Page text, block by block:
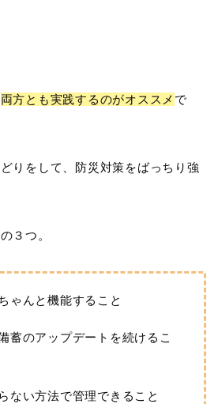
両方とも実践するのがオススメ で
りをして、防災対策をばっちり強
３つ。
ゃんと機能すること
蓄のアップデートを続けるこ
ない方法で管理できること